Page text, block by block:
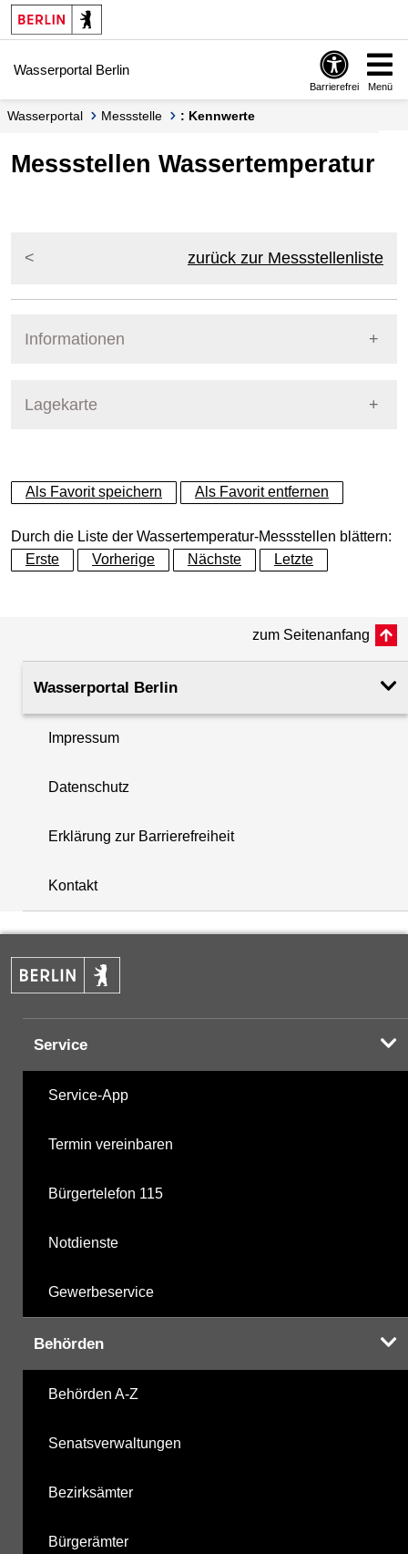
Springe zur Navigation
Springe zum Inhalt
Wasserportal Berlin
Barrierefrei Menü
Wasserportal Messstelle : Kennwerte
Messstellen Wassertemperatur
zurück zur Messstellenliste
Informationen
Lagekarte
+
−
+
−
Als Favorit speichern Als Favorit entfernen
Durch die Liste der Wassertemperatur-Messstellen blättern:
Erste
Vorherige Nächste Letzte
zum Seitenanfang
Wasserportal Berlin
Impressum
Datenschutz
Erklärung zur Barrierefreiheit
Kontakt
Service
Service-App
Termin vereinbaren
Bürgertelefon 115
Notdienste
Gewerbeservice
Behörden
Behörden A-Z
Senatsverwaltungen
Bezirksämter
Bürgerämter